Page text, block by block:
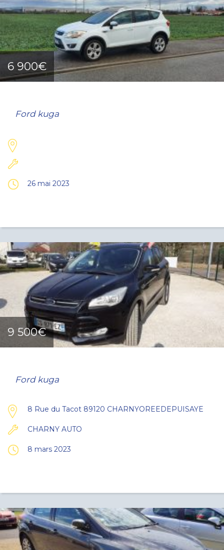
6 900€
Ford kuga
26 mai 2023
9 500€
Ford kuga
8 Rue du Tacot 89120 CHARNYOREEDEPUISAYE
CHARNY AUTO
8 mars 2023